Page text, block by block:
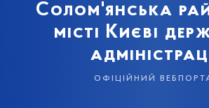
Солом'янська
місті Києві
офіційний